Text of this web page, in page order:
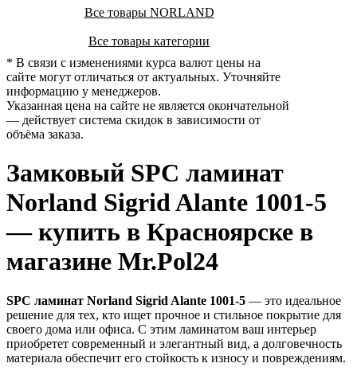
Все товары NORLAND
Все товары категории
* В связи с изменениями курса валют цены на
сайте могут отличаться от актуальных. Уточняйте
информацию у менеджеров.
Указанная цена на сайте не является окончательной
— действует система скидок в зависимости от
объёма заказа.
Замковый SPC ламинат
Norland Sigrid Alante 1001-5
— купить в Красноярске в
магазине Mr.Pol24
SPC ламинат Norland Sigrid Alante 1001-5 — это идеальное
решение для тех, кто ищет прочное и стильное покрытие для
своего дома или офиса. С этим ламинатом ваш интерьер
приобретет современный и элегантный вид, а долговечность
материала обеспечит его стойкость к износу и повреждениям.